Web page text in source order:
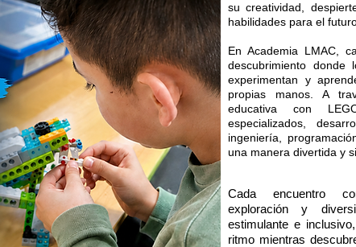
su creatividad,
habilidades para el
En Academia LMAC,
descubrimiento donde
experimentan y
propias manos. A
educativa con
especializados,
ingeniería,
una manera divertida y
Cada encuentro
exploración y
estimulante e
ritmo mientras